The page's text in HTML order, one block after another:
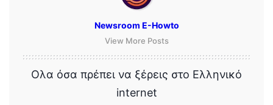
Newsroom E-Howto
View More Posts
Ολα όσα πρέπει να ξέρεις στο Ελληνικό
internet